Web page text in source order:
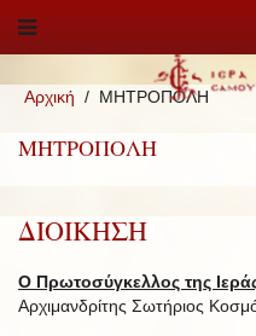
Αρχική ΜΗΤΡΟΠΟΛΗ
ΜΗΤΡΟΠΟΛΗ
ΔΙΟΙΚΗΣΗ
Ο Πρωτοσύγκελλος της
Αρχιμανδρίτης Σωτήριος